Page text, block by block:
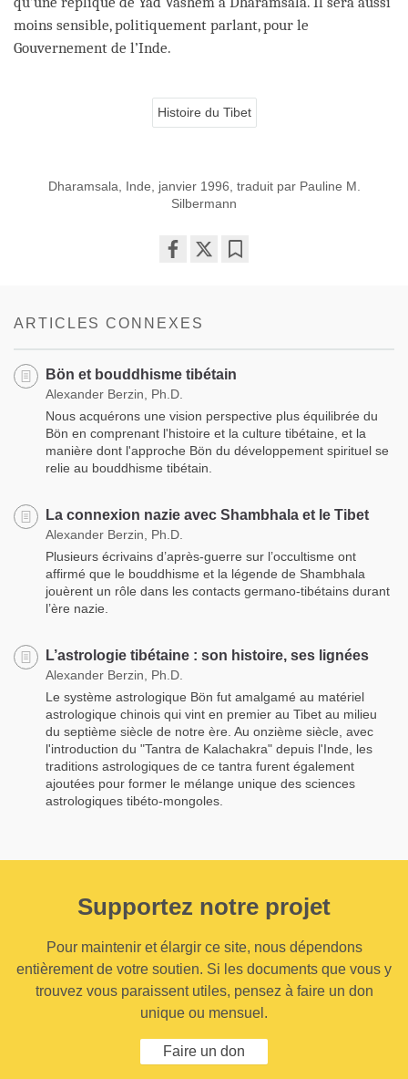
moins sensible, politiquement parlant, pour le
Gouvernement de l’Inde.
Histoire du Tibet
Dharamsala, Inde, janvier 1996, traduit par Pauline M.
Silbermann
ARTICLES CONNEXES
Bön et bouddhisme tibétain
Alexander Berzin, Ph.D.
Nous acquérons une vision perspective plus équilibrée du
Bön en comprenant l'histoire et la culture tibétaine, et la
manière dont l'approche Bön du développement spirituel se
relie au bouddhisme tibétain.
La connexion nazie avec Shambhala et le Tibet
Alexander Berzin, Ph.D.
Plusieurs écrivains d’après-guerre sur l’occultisme ont
affirmé que le bouddhisme et la légende de Shambhala
jouèrent un rôle dans les contacts germano-tibétains durant
l’ère nazie.
L’astrologie tibétaine : son histoire, ses lignées
Alexander Berzin, Ph.D.
Le système astrologique Bön fut amalgamé au matériel
astrologique chinois qui vint en premier au Tibet au milieu
du septième siècle de notre ère. Au onzième siècle, avec
l'introduction du "Tantra de Kalachakra" depuis l'Inde, les
traditions astrologiques de ce tantra furent également
ajoutées pour former le mélange unique des sciences
astrologiques tibéto-mongoles.
Supportez notre projet
Pour maintenir et élargir ce site, nous dépendons
entièrement de votre soutien. Si les documents que vous y
trouvez vous paraissent utiles, pensez à faire un don
unique ou mensuel.
Faire un don